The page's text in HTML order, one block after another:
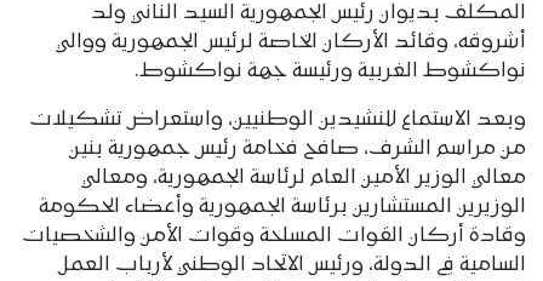
المكلف بديوان رئيس الجمهورية السيد الناني ولد
أشروقه، وقائد الأركان الخاصة لرئيس الجمهورية ووالي
نواكشوط الغربية ورئيسة جهة نواكشوط.
وبعد الاستماع للنشيدين الوطنيين، واستعراض تشكيلات
من مراسم الشرف، صافح فخامة رئيس جمهورية بنين
معالي الوزير الأمين العام لرئاسة الجمهورية، ومعالي
الوزيرين المستشارين برئاسة الجمهورية وأعضاء الحكومة
وقادة أركان القوات المسلحة وقوات الأمن والشخصيات
السامية في الدولة، ورئيس الاتحاد الوطني لأرباب العمل